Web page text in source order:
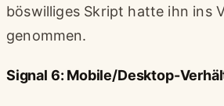
böswilliges Skript hatte ihn ins
genommen.
Signal 6: Mobile/Desktop-